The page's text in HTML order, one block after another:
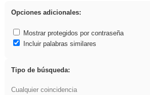
Opciones adicionales:
Mostrar protegidos por contraseña
Incluir palabras similares
Tipo de búsqueda:
Cualquier coincidencia